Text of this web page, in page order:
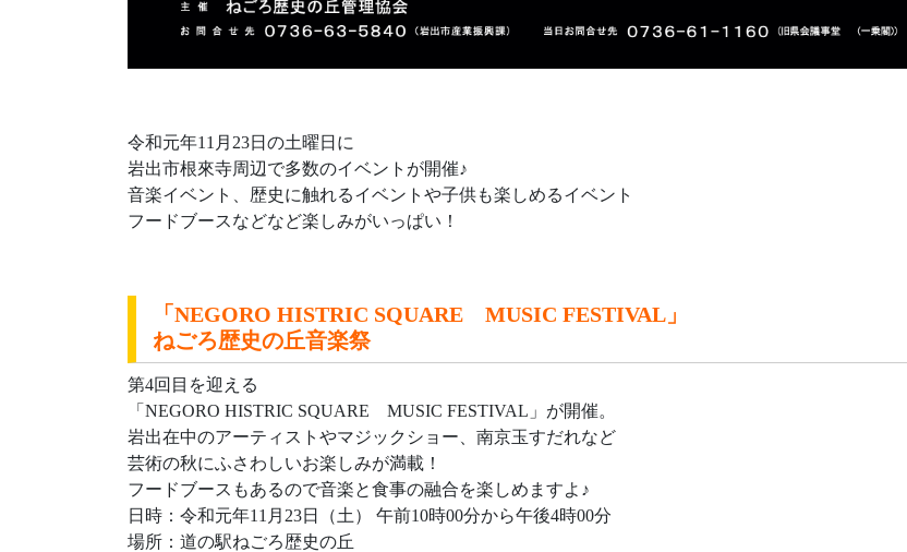
令和元年11月23日の土曜日に
岩出市根來寺周辺で多数のイベントが開催♪
音楽イベント、歴史に触れるイベントや子供も楽しめるイベント
フードブースなどなど楽しみがいっぱい！
「NEGORO HISTRIC SQUARE MUSIC FESTIVAL」
ねごろ歴史の丘音楽祭
第4回目を迎える
「NEGORO HISTRIC SQUARE MUSIC FESTIVAL」が開催。
岩出在中のアーティストやマジックショー、南京玉すだれなど
芸術の秋にふさわしいお楽しみが満載！
フードブースもあるので音楽と食事の融合を楽しめますよ♪
日時：令和元年11月23日（土） 午前10時00分から午後4時00分
場所：道の駅ねごろ歴史の丘